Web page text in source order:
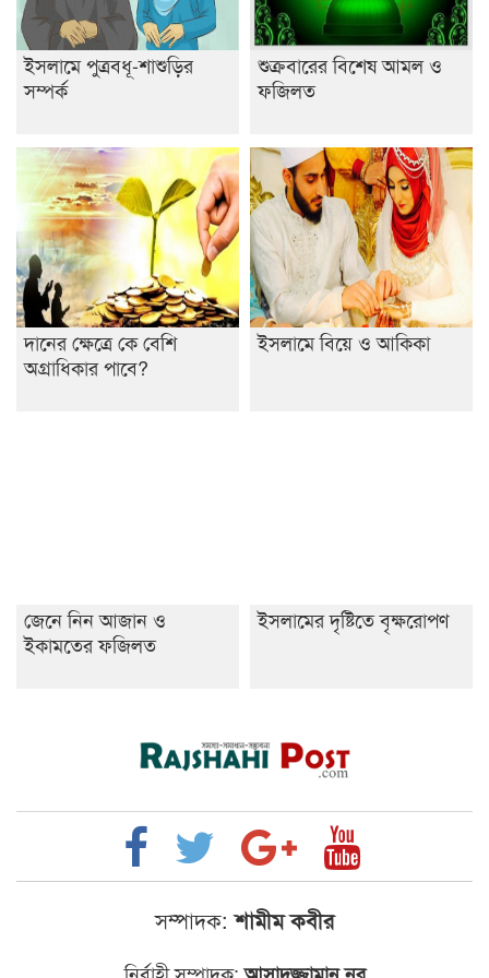
ইসলামে পুত্রবধূ-শাশুড়ির
সম্পর্ক
শুক্রবারের বিশেষ আমল ও
ফজিলত
দানের ক্ষেত্রে কে বেশি
অগ্রাধিকার পাবে?
ইসলামে বিয়ে ও আকিকা
জেনে নিন আজান ও
ইকামতের ফজিলত
ইসলামের দৃষ্টিতে বৃক্ষরোপণ
সম্পাদক: শামীম কবীর